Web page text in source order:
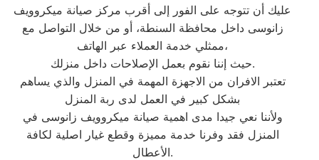
عليك أن تتوجه على الفور إلى أقرب مركز صيانة ميكروويف
زانوسى داخل محافظة السنطة، أو من خلال التواصل مع
ممثلي خدمة العملاء عبر الهاتف،
حيث إننا نقوم بعمل الإصلاحات داخل منزلك.
تعتبر الافران من الاجهزة المهمة في المنزل والذي يساهم
بشكل كبير في العمل لدى ربة المنزل
ولأننا نعي جيدا مدى اهمية صيانة ميكروويف زانوسى في
المنزل فقد وفرنا خدمة مميزة وقطع غيار اصلية لكافة
الأعطال.